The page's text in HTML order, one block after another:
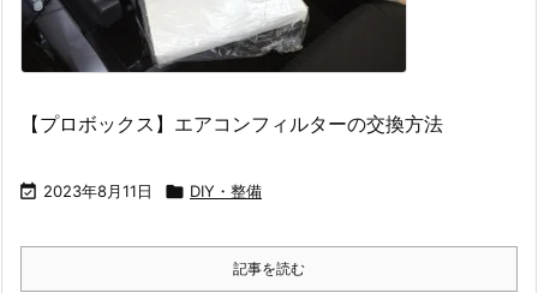
【プロボックス】エアコンフィルターの交換方法
 2023年8月11日  DIY・整備
記事を読む